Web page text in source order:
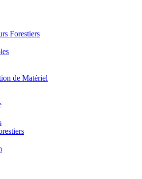
Forestiers
de Matériel